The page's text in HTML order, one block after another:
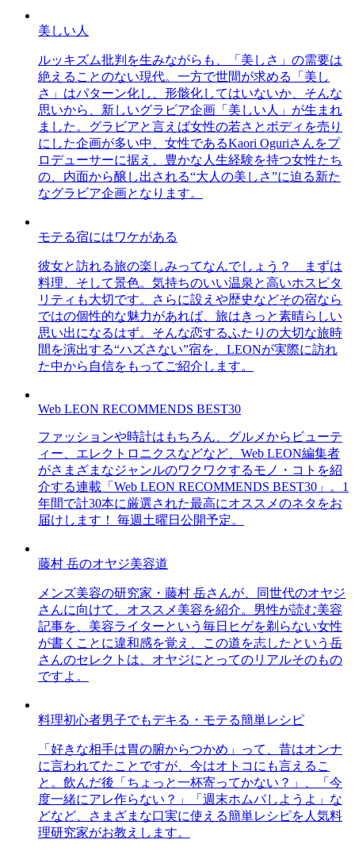
美しい人
ルッキズム批判を生みながらも、「美しさ」の需要は
絶えることのない現代。一方で世間が求める「美し
さ」はパターン化し、形骸化してはいないか、そんな
思いから、新しいグラビア企画「美しい人」が生まれ
ました。グラビアと言えば女性の若さとボディを売り
にした企画が多い中、女性であるKaori Oguriさんをプ
ロデューサーに据え、豊かな人生経験を持つ女性たち
の、内面から醸し出される“大人の美しさ”に迫る新た
なグラビア企画となります。
モテる宿にはワケがある
彼女と訪れる旅の楽しみってなんでしょう？ まずは
料理、そして景色。気持ちのいい温泉と高いホスピタ
リティも大切です。さらに設えや歴史などその宿なら
ではの個性的な魅力があれば、旅はきっと素晴らしい
思い出になるはず。そんな恋するふたりの大切な旅時
間を演出する“ハズさない”宿を、LEONが実際に訪れ
た中から自信をもってご紹介します。
Web LEON RECOMMENDS BEST30
ファッションや時計はもちろん、グルメからビューテ
ィー、エレクトロニクスなどなど、Web LEON編集者
がさまざまなジャンルのワクワクするモノ・コトを紹
介する連載「Web LEON RECOMMENDS BEST30」。1
年間で計30本に厳選された最高にオススメのネタをお
届けします！ 毎週土曜日公開予定。
藤村 岳のオヤジ美容道
メンズ美容の研究家・藤村 岳さんが、同世代のオヤジ
さんに向けて、オススメ美容を紹介。男性が読む美容
記事を、美容ライターという毎日ヒゲを剃らない女性
が書くことに違和感を覚え、この道を志したという岳
さんのセレクトは、オヤジにとってのリアルそのもの
ですよ。
料理初心者男子でもデキる・モテる簡単レシピ
「好きな相手は胃の腑からつかめ」って、昔はオンナ
に言われてたことですが、今はオトコにも言えるこ
と。飲んだ後「ちょっと一杯寄ってかない？」、「今
度一緒にアレ作らない？」「週末ホムパしようよ」な
どなど、さまざまな口実に使える簡単レシピを人気料
理研究家がお教えします。